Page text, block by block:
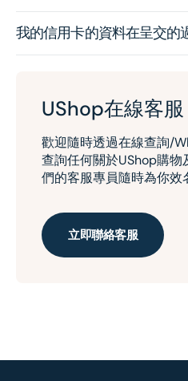
我的信用卡的資料在呈交的
UShop在線客服
歡迎隨時透過在線查詢/
查詢任何關於UShop購
們的客服專員隨時為你效
立即聯絡客服